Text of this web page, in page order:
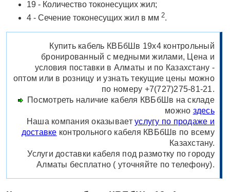
19 - Количество токонесущих жил;
4 - Сечение токонесущих жил в мм 2.
Купить кабель КВБбШв 19х4 контрольный
бронированный с медными жилами, Цена и
условия поставки в Алматы и по Казахстану -
оптом или в розницу и узнать текущие цены можно
по номеру +7(727)275-81-21.
Посмотреть наличие кабеля КВБбШв на складе
можно здесь
Наша компания оказываетуслугу по продаже и
доставке контрольного кабеля КВБбШв по всему
Казахстану.
Услуги доставки кабеля под размотку по городу
Алматы бесплатно ( уточняйте по телефону).